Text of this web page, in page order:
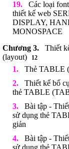
Các loại
thiết kế web
DISPLAY,
MONOSPACE
Thiết
(layout)
12
Thẻ TABLE
Thiết kế bố
thẻ TABLE
Bài tập -
sử dụng thẻ
giản
Bài tập -
sử dụng thẻ